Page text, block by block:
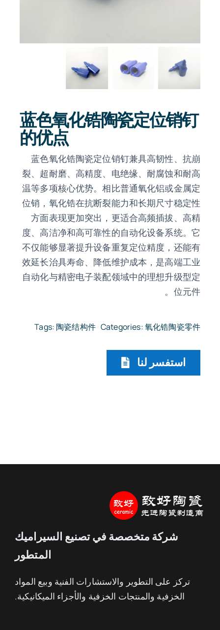
蓝色氧化锆陶瓷定位销钉
的优点
蓝色氧化锆陶瓷定位销钉兼具高韧性、抗崩
裂、超耐磨、高精度、电绝缘、耐腐蚀和耐高
温等多项核心优势。相比普通氧化铝或金属定
位销，氧化锆在抗断裂能力和长期尺寸稳定性
方面表现更加突出，更适合高频插拔、高精
度、高洁净和高可靠性的自动化设备系统。它
不仅能够显著提升设备重复定位精度，还能有
效延长治具寿命、降低维护成本，是高端工业
自动化与精密电子装配领域中的理想升级型定
位元件。
Categories:氧化锆陶瓷零件
Tags: 陶瓷结构件
استفسر لنا
شركة متخصصة في تصنيع السيراميك
المتطور
تركز على التطوير والاستشارات الفنية وبيع المواد
الخزفية والمنتجات الخزفية والأجزاء الميكانيكية.